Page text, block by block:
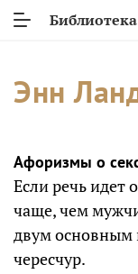
Энн
Афоризмы о
Если речь идет
чаще, чем
двум основным
чересчур.